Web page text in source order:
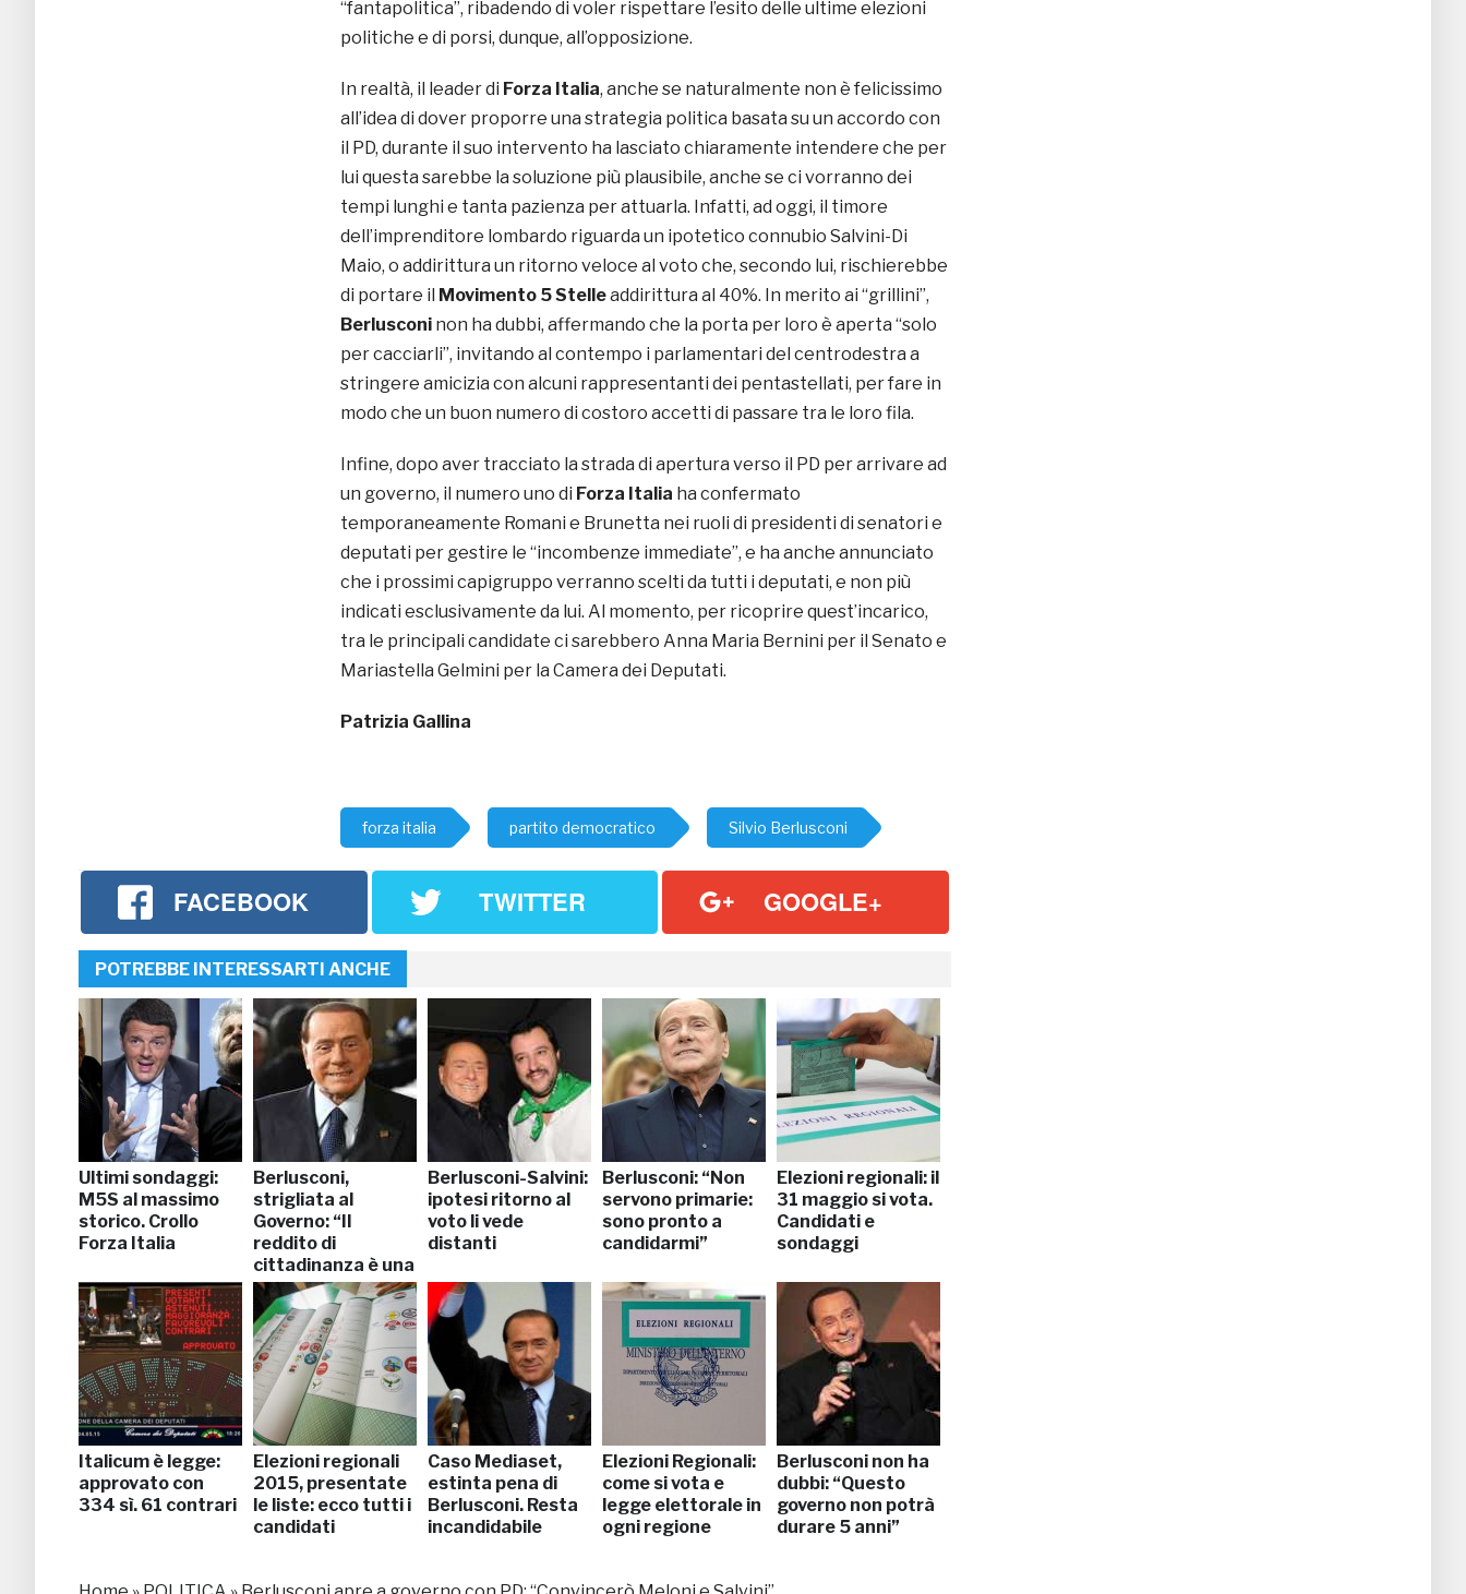
“fantapolitica”, ribadendo di voler rispettare l’esito delle ultime elezioni
politiche e di porsi, dunque, all’opposizione.
In realtà, il leader di Forza Italia, anche se naturalmente non è felicissimo
all’idea di dover proporre una strategia politica basata su un accordo con
il PD, durante il suo intervento ha lasciato chiaramente intendere che per
lui questa sarebbe la soluzione più plausibile, anche se ci vorranno dei
tempi lunghi e tanta pazienza per attuarla. Infatti, ad oggi, il timore
dell’imprenditore lombardo riguarda un ipotetico connubio Salvini-Di
Maio, o addirittura un ritorno veloce al voto che, secondo lui, rischierebbe
di portare il Movimento 5 Stelleaddirittura al 40%. In merito ai “grillini”,
Berlusconi non ha dubbi, affermando che la porta per loro è aperta “solo
per cacciarli”, invitando al contempo i parlamentari del centrodestra a
stringere amicizia con alcuni rappresentanti dei pentastellati, per fare in
modo che un buon numero di costoro accetti di passare tra le loro fila.
Infine, dopo aver tracciato la strada di apertura verso il PD per arrivare ad
un governo, il numero uno di Forza Italia ha confermato
temporaneamente Romani e Brunetta nei ruoli di presidenti di senatori e
deputati per gestire le “incombenze immediate”, e ha anche annunciato
che i prossimi capigruppo verranno scelti da tutti i deputati, e non più
indicati esclusivamente da lui. Al momento, per ricoprire quest’incarico,
tra le principali candidate ci sarebbero Anna Maria Bernini per il Senato e
Mariastella Gelmini per la Camera dei Deputati.
Patrizia Gallina
forza italia partito democratico Silvio Berlusconi
FACEBOOK TWITTER GOOGLE+
POTREBBE INTERESSARTI ANCHE
Ultimi sondaggi:
M5S al massimo
storico. Crollo
Forza Italia
Berlusconi,
strigliata al
Governo: “Il
reddito di
cittadinanza è una
menzogna”
Berlusconi-Salvini:
ipotesi ritorno al
voto li vede
distanti
Berlusconi: “Non
servono primarie:
sono pronto a
candidarmi”
Elezioni regionali: il
31 maggio si vota.
Candidati e
sondaggi
Italicum è legge:
approvato con
334 sì. 61 contrari
Elezioni regionali
2015, presentate
le liste: ecco tutti i
candidati
Caso Mediaset,
estinta pena di
Berlusconi. Resta
incandidabile
Elezioni Regionali:
come si vota e
legge elettorale in
ogni regione
Berlusconi non ha
dubbi: “Questo
governo non potrà
durare 5 anni”